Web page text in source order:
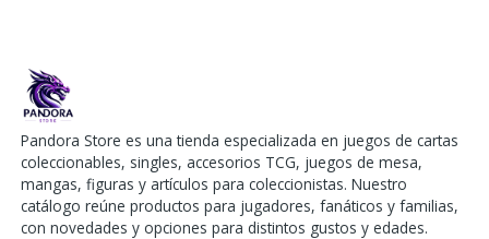
Pandora Store es una tienda especializada en juegos de cartas
coleccionables, singles, accesorios TCG, juegos de mesa,
mangas, figuras y artículos para coleccionistas. Nuestro
catálogo reúne productos para jugadores, fanáticos y familias,
con novedades y opciones para distintos gustos y edades.